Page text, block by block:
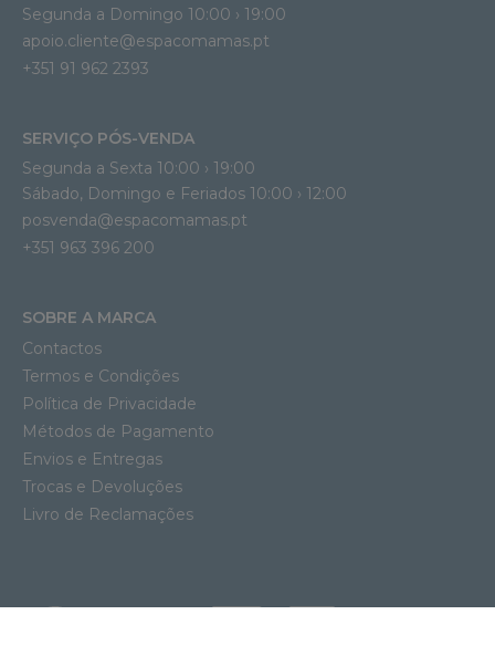
Segunda a Domingo 10:00 › 19:00
apoio.cliente@espacomamas.pt
+351 91 962 2393
SERVIÇO PÓS-VENDA
Segunda a Sexta 10:00 › 19:00
Sábado, Domingo e Feriados 10:00 › 12:00
posvenda@espacomamas.pt
+351 963 396 200
SOBRE A MARCA
Contactos
Termos e Condições
Política de Privacidade
Métodos de Pagamento
Envios e Entregas
Trocas e Devoluções
Livro de Reclamações